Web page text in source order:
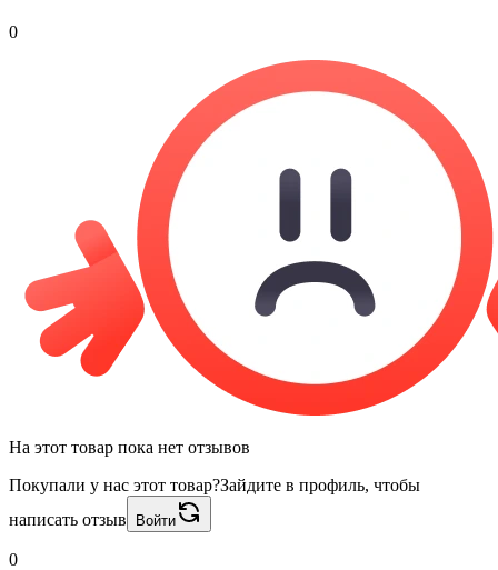
0
На этот товар пока нет отзывов
Покупали у нас этот товар?Зайдите в профиль, чтобы
написать отзыв
Войти
0